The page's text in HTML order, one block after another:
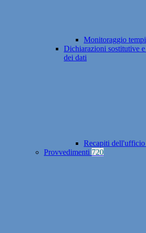
Monitoraggio
Dichiarazioni sostitutive
dei dati
Recapiti dell'ufficio
Provvedimenti 720